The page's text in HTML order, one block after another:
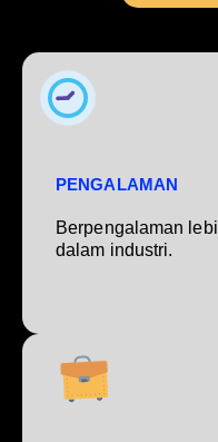
PENGALAMAN
Berpengalaman
dalam industri.